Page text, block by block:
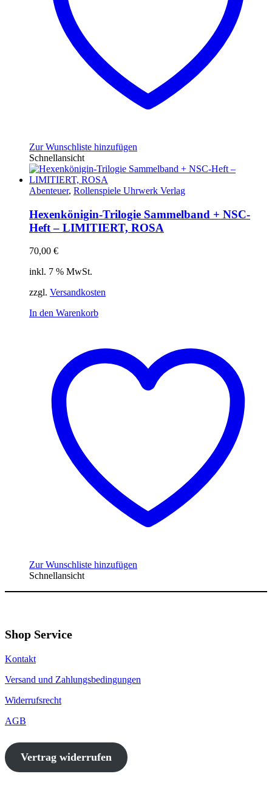
Zur Wunschliste hinzufügen
Schnellansicht
Abenteuer, Rollenspiele Uhrwerk Verlag
Hexenkönigin-Trilogie Sammelband + NSC-
Heft – LIMITIERT, ROSA
70,00 €
inkl. 7 % MwSt.
zzgl. Versandkosten
In den Warenkorb
Zur Wunschliste hinzufügen
Schnellansicht
Shop Service
Kontakt
Versand und Zahlungsbedingungen
Widerrufsrecht
AGB
Vertrag widerrufen